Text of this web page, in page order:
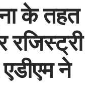
के तहत
रजिस्ट्री
ने